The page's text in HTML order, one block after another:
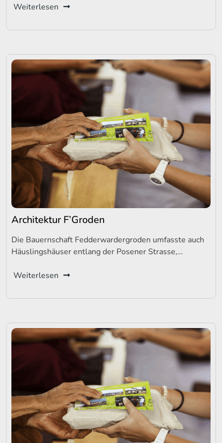
Weiterlesen
Architektur F’Groden
Die Bauernschaft Fedderwardergroden umfasste auch
Häuslingshäuser entlang der Posener Strasse,…
Weiterlesen